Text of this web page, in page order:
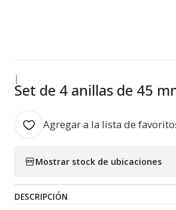
|
Set de 4 anillas de 45
Agregar a la lista de
Mostrar stock de ubicaciones
DESCRIPCIÓN